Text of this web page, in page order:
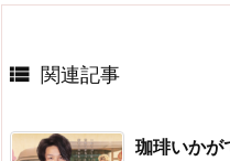
 関連記事
珈琲いかが